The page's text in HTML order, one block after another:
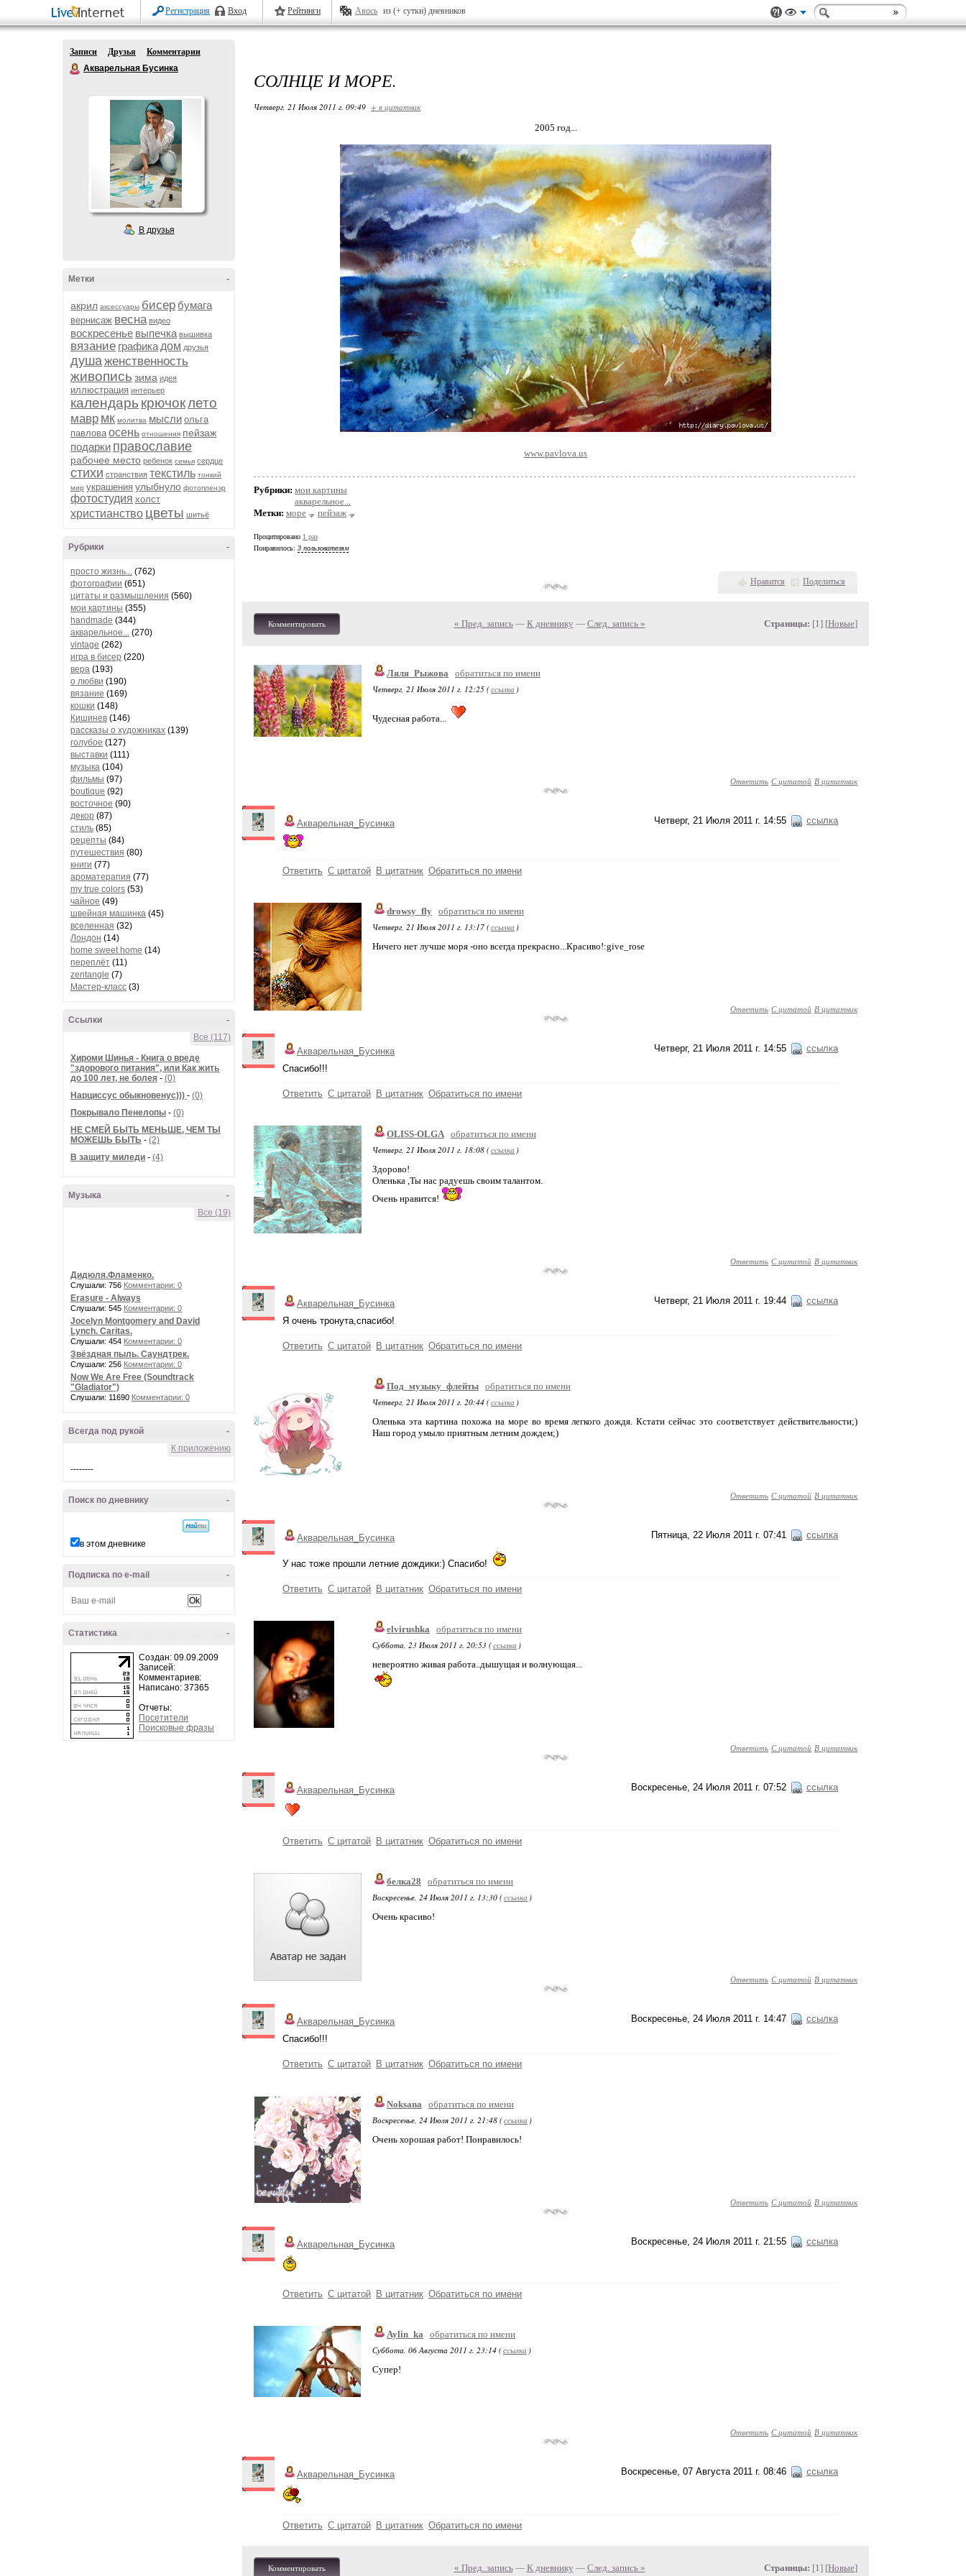
Регистрация Вход Рейтинги Авось из (+ сутки) дневников
Записи Друзья
Комментарии
Акварельная Бусинка
В друзья
-
Метки
акрил аксессуары бисер бумага
вернисаж весна видео
воскресенье выпечка вышивка
вязание графика дом друзья
душаженственность
живопись зима идея
иллюстрация интерьер
календарь крючоклето
мавр мк молитва мысли ольга
павлова осень отношения пейзаж
подарки православие
рабочее место ребенок семья сердце
стихи странствия текстиль тонкий
мир украшения улыбнуло фотопленэр
фотостудия холст
христианство цветы шитьё
-
Рубрики
просто жизнь... (762)
фотографии (651)
цитаты и размышления (560)
мои картины (355)
handmade (344)
акварельное... (270)
vintage (262)
игра в бисер (220)
вера (193)
о любви (190)
вязание (169)
кошки (148)
Кишинев (146)
рассказы о художниках (139)
голубое (127)
выставки (111)
музыка (104)
фильмы (97)
boutique (92)
восточное (90)
декор (87)
стиль (85)
рецепты (84)
путешествия (80)
книги (77)
ароматерапия (77)
my true colors (53)
чайное (49)
швейная машинка (45)
вселенная (32)
Лондон (14)
home sweet home (14)
переплёт (11)
zentangle (7)
Мастер-класс (3)
-
Ссылки
Все (117)
Хироми Шинья - Книга о вреде
"здорового питания", или Как жить
до 100 лет, не болея - (0)
Нарциссус обыкновенус))) - (0)
Покрывало Пенелопы - (0)
НЕ СМЕЙ БЫТЬ МЕНЬШЕ, ЧЕМ ТЫ
МОЖЕШЬ БЫТЬ - (2)
В защиту миледи - (4)
-
Музыка
Все (19)
Дидюля.Фламенко.
Слушали: 756 Комментарии: 0
Erasure - Always
Слушали: 545 Комментарии: 0
Jocelyn Montgomery and David
Lynch. Caritas.
Слушали: 454 Комментарии: 0
Звёздная пыль. Саундтрек.
Слушали: 256 Комментарии: 0
Now We Are Free (Soundtrack
"Gladiator")
Слушали: 11690 Комментарии: 0
-
Всегда под рукой
К приложению
--------
-
Поиск по дневнику
в этом дневнике
-
Подписка по e-mail
-
Статистика
Создан: 09.09.2009
Записей:
Комментариев:
Написано: 37365
Отчеты:
Посетители
Поисковые фразы
СОЛНЦЕ И МОРЕ.
Четверг, 21 Июля 2011 г. 09:49 + в цитатник
2005 год...
www.pavlova.us
Рубрики: мои картины
акварельное...
Метки: море пейзаж
Процитировано 1 раз
Понравилось: 3 пользователям
Нравится Поделиться
Комментировать « Пред. запись— К дневнику — След. запись » Страницы: [1] [Новые]
Ляля_Рыжова
обратиться по имени
Четверг, 21 Июля 2011 г. 12:25 (ссылка )
Чудесная работа...
Ответить С цитатой В цитатник
Четверг, 21 Июля 2011 г. 14:55 ссылка
Акварельная_Бусинка
Ответить С цитатой В цитатник Обратиться по имени
drowsy_fly обратиться по имени
Четверг, 21 Июля 2011 г. 13:17 (ссылка )
Ничего нет лучше моря -оно всегда прекрасно...Красиво!:give_rose
Ответить С цитатой В цитатник
Четверг, 21 Июля 2011 г. 14:55 ссылка
Акварельная_Бусинка
Спасибо!!!
Ответить С цитатой В цитатник Обратиться по имени
OLISS-OLGA обратиться по имени
Четверг, 21 Июля 2011 г. 18:08 (ссылка )
Здорово!
Оленька ,Ты нас радуешь своим талантом.
Очень нравится!
Ответить С цитатой В цитатник
Четверг, 21 Июля 2011 г. 19:44 ссылка
Акварельная_Бусинка
Я очень тронута,спасибо!
Ответить С цитатой В цитатник Обратиться по имени
Под_музыку_флейты обратиться по имени
Четверг, 21 Июля 2011 г. 20:44 (ссылка )
Оленька эта картина похожа на море во время легкого дождя. Кстати сейчас это соответствует действительности;)
Наш город умыло приятным летним дождем;)
Ответить С цитатой В цитатник
Пятница, 22 Июля 2011 г. 07:41 ссылка
Акварельная_Бусинка
У нас тоже прошли летние дождики:) Спасибо!
Ответить С цитатой В цитатник Обратиться по имени
elvirushka
обратиться по имени
Суббота, 23 Июля 2011 г. 20:53 (ссылка )
невероятно живая работа..дышущая и волнующая...
Ответить С цитатой В цитатник
Воскресенье, 24 Июля 2011 г. 07:52 ссылка
Акварельная_Бусинка
Ответить С цитатой В цитатник Обратиться по имени
белка28
обратиться по имени
Воскресенье, 24 Июля 2011 г. 13:30 (ссылка )
Очень красиво!
Ответить С цитатой В цитатник
Воскресенье, 24 Июля 2011 г. 14:47 ссылка
Акварельная_Бусинка
Спасибо!!!
Ответить С цитатой В цитатник Обратиться по имени
Noksana
обратиться по имени
Воскресенье, 24 Июля 2011 г. 21:48 (ссылка )
Очень хорошая работ! Понравилось!
Ответить С цитатой В цитатник
Воскресенье, 24 Июля 2011 г. 21:55 ссылка
Акварельная_Бусинка
Ответить С цитатой В цитатник Обратиться по имени
Aylin_ka
обратиться по имени
Суббота, 06 Августа 2011 г. 23:14 (ссылка )
Супер!
Ответить С цитатой В цитатник
Воскресенье, 07 Августа 2011 г. 08:46 ссылка
Акварельная_Бусинка
Ответить С цитатой В цитатник Обратиться по имени
Комментировать « Пред. запись— К дневнику — След. запись » Страницы: [1] [Новые]